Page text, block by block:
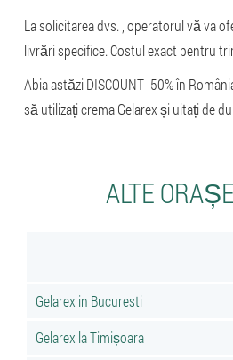
La solicitarea dvs. , operatorul vă va
livrări specifice. Costul exact pentru
Abia astăzi DISCOUNT -50% în
să utilizați crema Gelarex și uitați de
ALTE
Gelarex in Bucuresti
Gelarex la Timișoara